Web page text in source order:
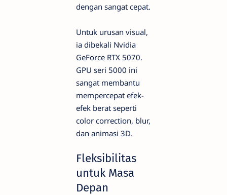
dengan sangat cepat.
Untuk urusan visual,
ia dibekali Nvidia
GeForce RTX 5070.
GPU seri 5000 ini
sangat membantu
mempercepat efek-
efek berat seperti
color correction, blur,
dan animasi 3D.
Fleksibilitas
untuk Masa
Depan